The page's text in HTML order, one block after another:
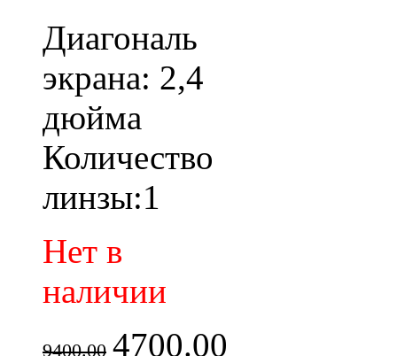
Диагональ
экрана: 2,4
дюйма
Количество
линзы:1
Нет в
наличии
9400.00 4700.00